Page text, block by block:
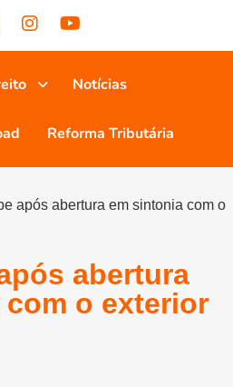
Notícias
Reforma Tributária
após abertura em sintonia com o
abertura
o exterior